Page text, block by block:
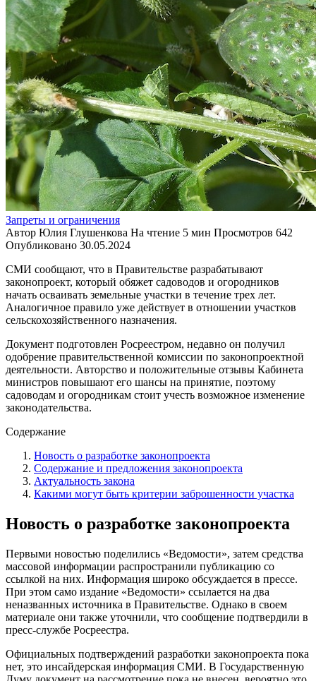
Запреты и ограничения
Автор Юлия Глушенкова На чтение 5 мин Просмотров 642
Опубликовано 30.05.2024
СМИ сообщают, что в Правительстве разрабатывают
законопроект, который обяжет садоводов и огородников
начать осваивать земельные участки в течение трех лет.
Аналогичное правило уже действует в отношении участков
сельскохозяйственного назначения.
Документ подготовлен Росреестром, недавно он получил
одобрение правительственной комиссии по законопроектной
деятельности. Авторство и положительные отзывы Кабинета
министров повышают его шансы на принятие, поэтому
садоводам и огородникам стоит учесть возможное изменение
законодательства.
Содержание
Новость о разработке законопроекта
Содержание и предложения законопроекта
Актуальность закона
Какими могут быть критерии заброшенности участка
Новость о разработке законопроекта
Первыми новостью поделились «Ведомости», затем средства
массовой информации распространили публикацию со
ссылкой на них. Информация широко обсуждается в прессе.
При этом само издание «Ведомости» ссылается на два
неназванных источника в Правительстве. Однако в своем
материале они также уточнили, что сообщение подтвердили в
пресс-службе Росреестра.
Официальных подтверждений разработки законопроекта пока
нет, это инсайдерская информация СМИ. В Государственную